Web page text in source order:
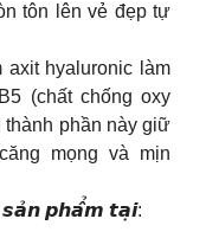
tôn lên vẻ đẹp tự
axit hyaluronic làm
(chất chống oxy
thành phần này giữ
mọng và mịn
𝙥𝙝𝙖̂̉𝙢 𝙩𝙖̣𝙞: